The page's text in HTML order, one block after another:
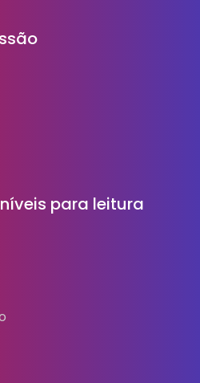
para leitura